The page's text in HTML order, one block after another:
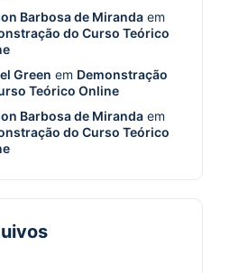
Barbosa de Miranda em
do Curso Teórico
Green em Demonstração
Teórico Online
Barbosa de Miranda em
do Curso Teórico